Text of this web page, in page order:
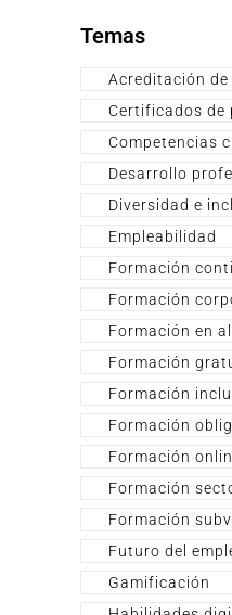
Temas
Acreditación
Certificados de
Competencias
Desarrollo
Diversidad e
Empleabilidad
Formación
Formación
Formación en
Formación
Formación
Formación
Formación
Formación
Formación
Futuro del
Gamificación